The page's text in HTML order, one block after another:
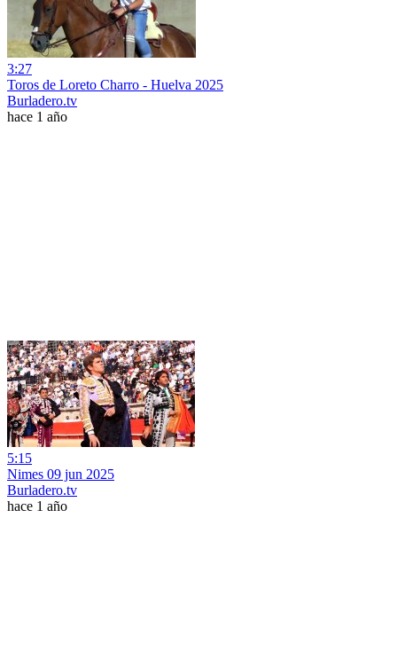
3:27
Toros de Loreto Charro - Huelva 2025
Burladero.tv
hace 1 año
5:15
Nimes 09 jun 2025
Burladero.tv
hace 1 año